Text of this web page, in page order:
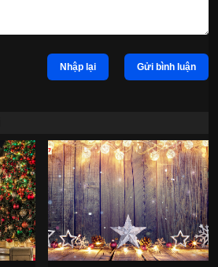
Nhập lại Gửi bình luận